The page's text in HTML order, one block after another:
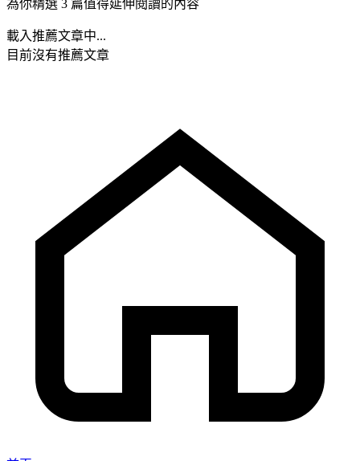
為你精選 3 篇值得延伸閱讀的內容
載入推薦文章中...
目前沒有推薦文章